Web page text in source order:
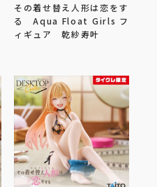
その着せ替え人形は恋をす
る Aqua Float Girls フ
ィギュア 乾紗寿叶